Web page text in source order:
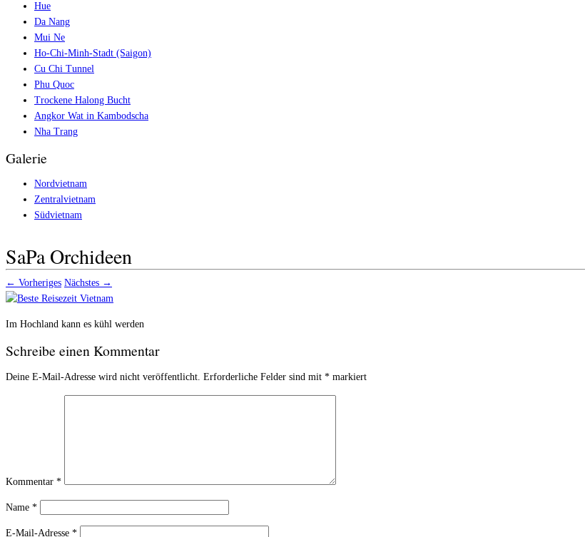
Hue
Da Nang
Mui Ne
Ho-Chi-Minh-Stadt (Saigon)
Cu Chi Tunnel
Phu Quoc
Trockene Halong Bucht
Angkor Wat in Kambodscha
Nha Trang
Galerie
Nordvietnam
Zentralvietnam
Südvietnam
SaPa Orchideen
← Vorheriges Nächstes →
Im Hochland kann es kühl werden
Schreibe einen Kommentar
Deine E-Mail-Adresse wird nicht veröffentlicht. Erforderliche Felder sind mit * markiert
Kommentar *
Name *
E-Mail-Adresse *